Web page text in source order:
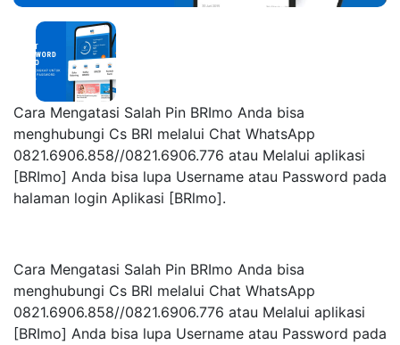
Cara Mengatasi Salah Pin BRImo Anda bisa
menghubungi Cs BRl melalui Chat WhatsApp
0821.6906.858//0821.6906.776 atau Melalui aplikasi
[BRImo] Anda bisa lupa Username atau Password pada
halaman login Aplikasi [BRlmo].
Cara Mengatasi Salah Pin BRImo Anda bisa
menghubungi Cs BRl melalui Chat WhatsApp
0821.6906.858//0821.6906.776 atau Melalui aplikasi
[BRImo] Anda bisa lupa Username atau Password pada